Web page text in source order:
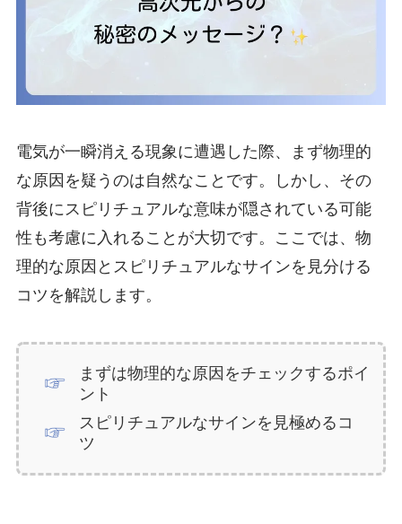
電気が一瞬消える現象に遭遇した際、まず物理的
な原因を疑うのは自然なことです。しかし、その
背後にスピリチュアルな意味が隠されている可能
性も考慮に入れることが大切です。ここでは、物
理的な原因とスピリチュアルなサインを見分ける
コツを解説します。
まずは物理的な原因をチェックするポイ
ント
スピリチュアルなサインを見極めるコ
ツ